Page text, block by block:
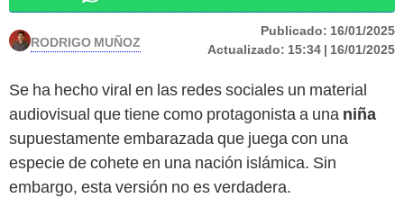
RODRIGO MUÑOZ Publicado: 16/01/2025
Actualizado: 15:34 | 16/01/2025
Se ha hecho viral en las redes sociales un material
audiovisual que tiene como protagonista a una niña
supuestamente embarazada que juega con una
especie de cohete en una nación islámica. Sin
embargo, esta versión no es verdadera.